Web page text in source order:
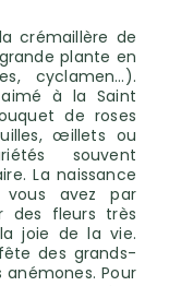
crémaillère de
plante en
cyclamen…).
à la Saint
de roses
œillets ou
souvent
La naissance
avez par
des fleurs très
joie de la vie.
des grands-
anémones. Pour